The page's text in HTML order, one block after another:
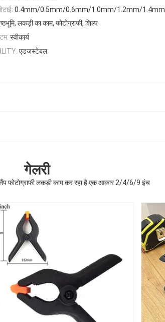
0.4mm/0.5mm/0.6mm/1.0mm/1.2mm/1.4mm
लकड़ी का काम, फोटोग्राफी, शिल्प
स्वीकार्य
एडजस्टेबल
गेलरी
फोटोग्राफी लकड़ी काम कर रहा है एक आकार 2/4/6/9 इंच